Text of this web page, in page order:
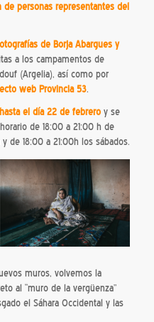
de personas representantes del
de Borja Abargues y
a los campamentos de
(Argelia), así como por
web Provincia 53.
el día 22 de febreroy se
de 18:00 a 21:00 h de
de 18:00 a 21:00h los sábados.
muros, volvemos la
al “muro de la vergüenza”
el Sáhara Occidental y las